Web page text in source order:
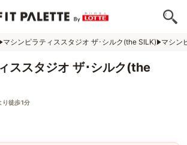
マシンピラティススタジオ ザ･シルク(the SILK) マシン
ススタジオ ザ･シルク(the
り徒歩1分